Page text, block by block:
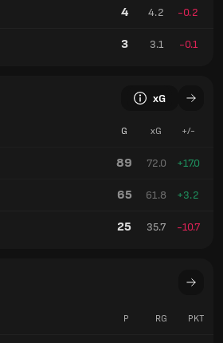
4 4.2 -0.2
3 3.1 -0.1
xG
G xG +/-
89 72.0 +17.0
65 61.8 +3.2
25 35.7 -10.7
P RG PKT